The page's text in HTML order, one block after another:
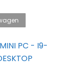
PC - I9-